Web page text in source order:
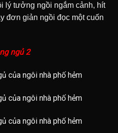
lý tưởng ngồi ngắm cảnh, hít
đơn giản ngồi đọc một cuốn
ngủ 2